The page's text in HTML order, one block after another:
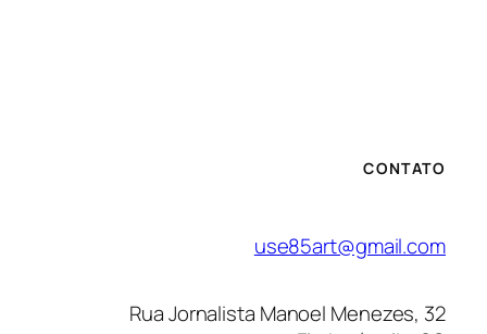
CONTATO
use85art@gmail.com
Rua Jornalista Manoel Menezes, 32